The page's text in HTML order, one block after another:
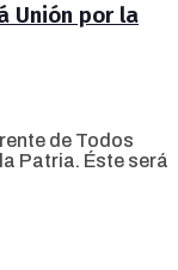
Unión por la
de Todos
Patria. Éste será